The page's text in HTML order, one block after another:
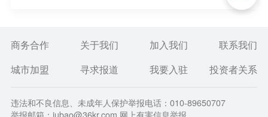
商务合作 关于我们 加入我们
联系我们
城市加盟
寻求报道 我要入驻 投资者关系
违法和不良信息、未成年人保护举报电话：010-89650707